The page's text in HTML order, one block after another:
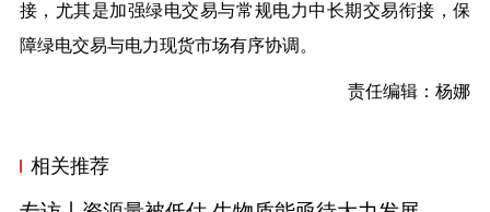
接，尤其是加强绿电交易与常规电力中长期交易衔接，保
障绿电交易与电力现货市场有序协调。
责任编辑：杨娜
相关推荐